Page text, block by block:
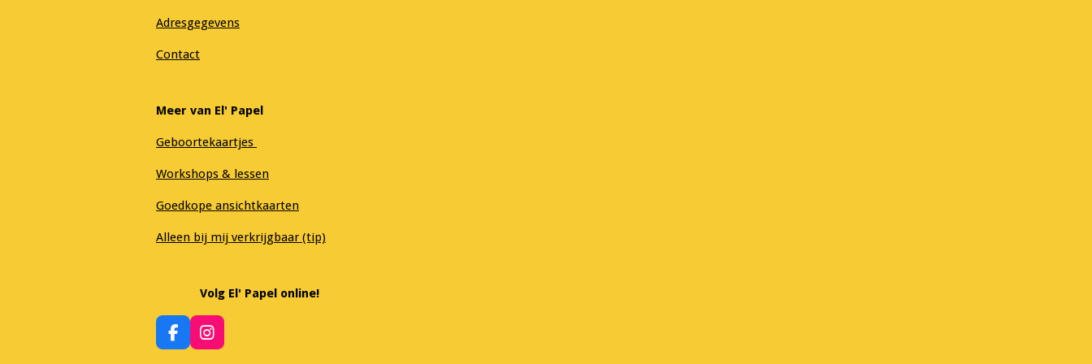
Adresgegevens
Contact
Meer van El' Papel
Geboortekaartjes
Workshops & lessen
Goedkope ansichtkaarten
Alleen bij mij verkrijgbaar (tip)
Volg El' Papel online!
F
a
I
n